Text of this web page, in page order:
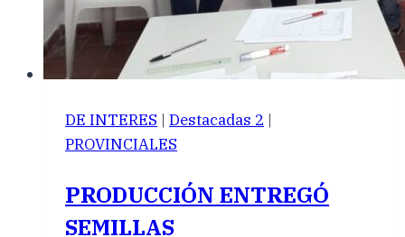
DE INTERES | Destacadas 2 |
PROVINCIALES
PRODUCCIÓN ENTREGÓ
SEMILLAS